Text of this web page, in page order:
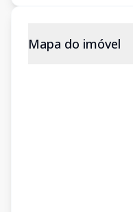
Mapa do imóvel